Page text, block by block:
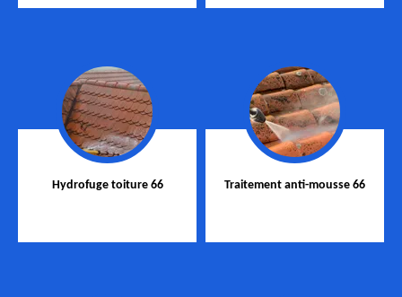
Hydrofuge toiture 66 Traitement anti-mousse 66